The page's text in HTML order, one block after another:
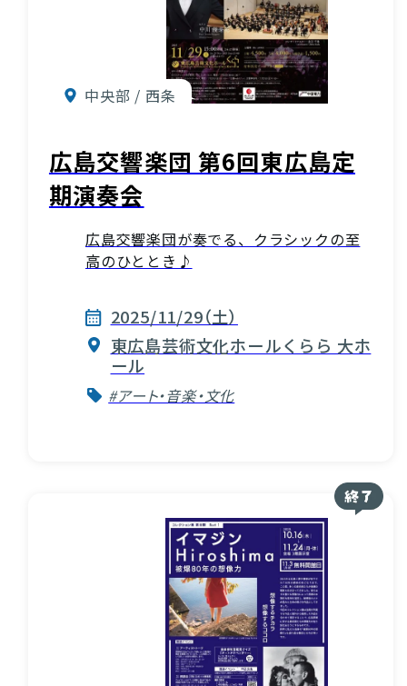
中央部 / 西条
広島交響楽団 第6回東広島定
期演奏会
広島交響楽団が奏でる、クラシックの至
高のひととき♪
2025/11/29（土）
東広島芸術文化ホールくらら 大ホ
ール
#アート・音楽・文化